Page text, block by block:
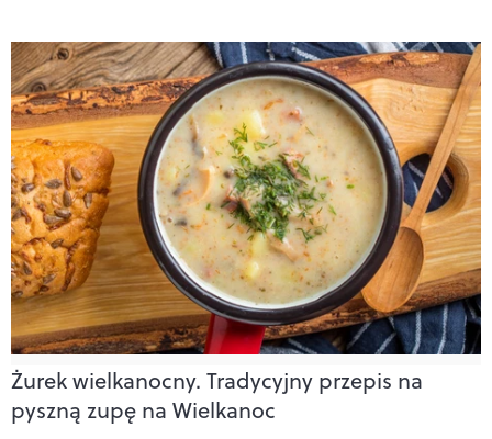
Żurek wielkanocny. Tradycyjny przepis na
pyszną zupę na Wielkanoc